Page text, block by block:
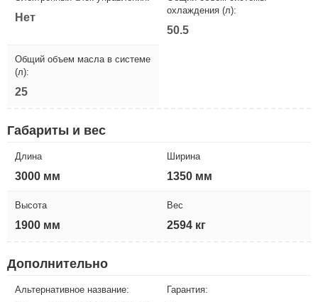
Нет
охлаждения (л):
50.5
Общий объем масла в системе
(л):
25
Габариты и вес
Длина
3000 мм
Ширина
1350 мм
Высота
1900 мм
Вес
2594 кг
Дополнительно
Альтернативное название: Гарантия: